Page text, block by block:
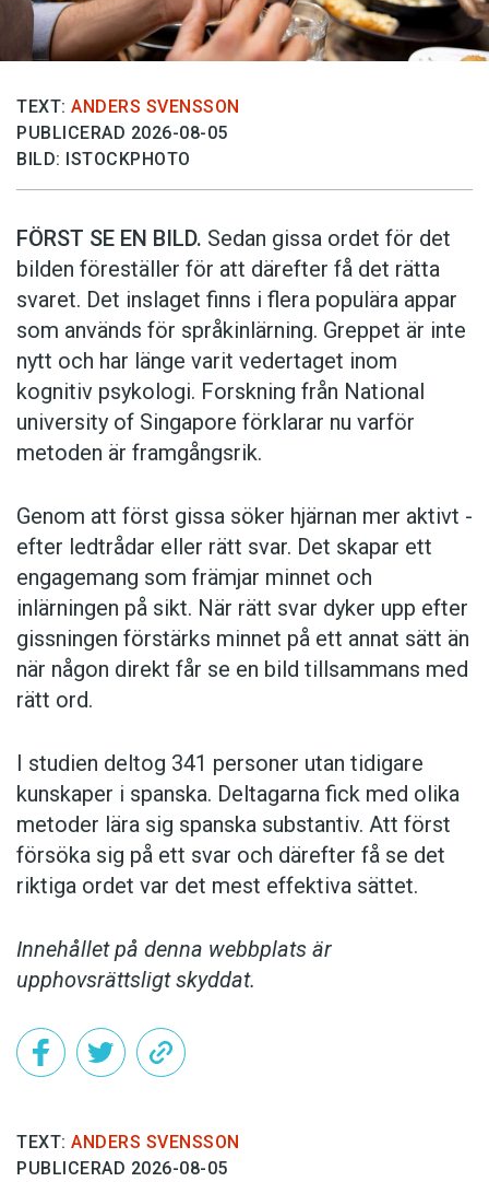
TEXT: ANDERS SVENSSON
PUBLICERAD 2026-08-05
BILD: ISTOCKPHOTO
FÖRST SE EN BILD. Sedan gissa ordet för det
bilden föreställer för att därefter få det rätta
svaret. Det inslaget finns i flera populära appar
som används för språkinlärning. Greppet är inte
nytt och har länge varit vedertaget inom
kognitiv psykologi. Forskning från National
university of Singa­pore förklarar nu varför
metoden är framgångsrik.
Genom att först gissa ­söker hjärnan mer aktivt ­
efter ledtrådar eller rätt svar. Det skapar ett
engagemang som främjar minnet och
inlärningen på sikt. När rätt svar dyker upp efter
gissningen förstärks minnet på ett annat sätt än
när någon direkt får se en bild tillsammans med
rätt ord.
I studien deltog 341 personer utan tidigare
kunskaper i spanska. Deltagarna fick med olika
metoder lära sig spanska substantiv. Att först
försöka sig på ett svar och därefter få se det
riktiga ordet var det mest effektiva sättet.
Innehållet på denna webbplats är
upphovsrättsligt skyddat.
TEXT: ANDERS SVENSSON
PUBLICERAD 2026-08-05